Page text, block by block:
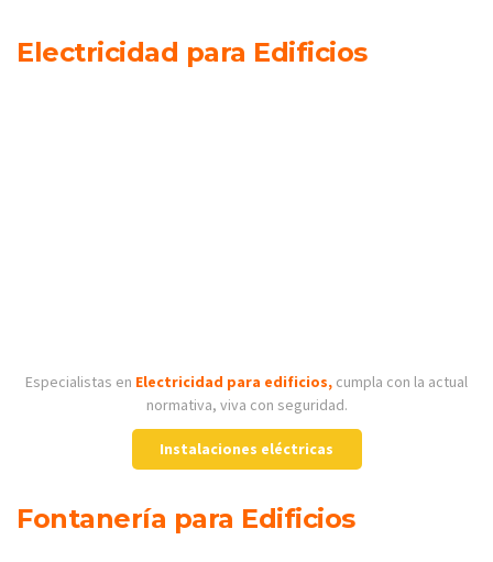
Electricidad para Edificios
Especialistas en Electricidad para edificios, cumpla con la actual
normativa, viva con seguridad.
Instalaciones eléctricas
Fontanería para Edificios